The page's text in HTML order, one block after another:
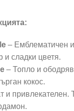
– Емблематичен
и сладки цветя.
– Топло и
кокос.
и привлекателен.